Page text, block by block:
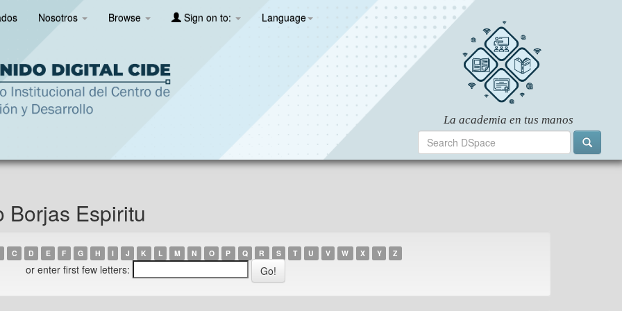
Nosotros Browse Sign on to: Language
Borjas Espiritu
C D E F G H I J K L M N O P Q R S T U V W X Y Z
or enter first few letters: